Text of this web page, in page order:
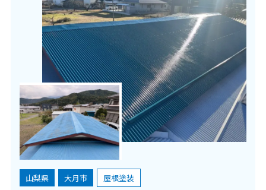
山梨県 大月市 屋根塗装